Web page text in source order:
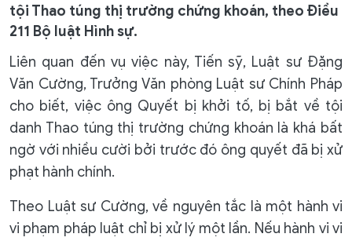
tội Thao túng thị trường chứng khoán, theo Điều
211 Bộ luật Hình sự.
Liên quan đến vụ việc này, Tiến sỹ, Luật sư Đặng
Văn Cường, Trưởng Văn phòng Luật sư Chính Pháp
cho biết, việc ông Quyết bị khởi tố, bị bắt về tội
danh Thao túng thị trường chứng khoán là khá bất
ngờ với nhiều cười bởi trước đó ông quyết đã bị xử
phạt hành chính.
Theo Luật sư Cường, về nguyên tắc là một hành vi
vi phạm pháp luật chỉ bị xử lý một lần. Nếu hành vi vi